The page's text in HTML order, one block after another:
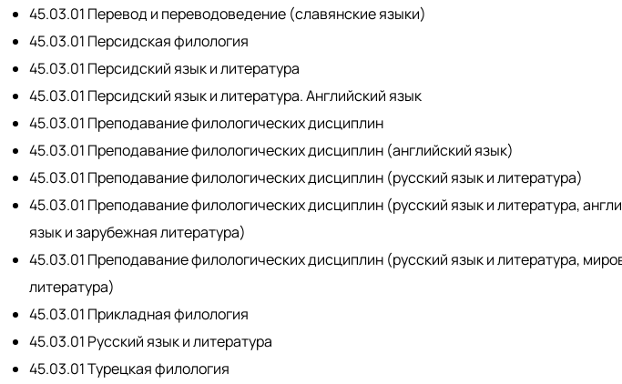
45.03.01 Перевод и переводоведение (славянские языки)
45.03.01 Персидская филология
45.03.01 Персидский язык и литература
45.03.01 Персидский язык и литература. Английский язык
45.03.01 Преподавание филологических дисциплин
45.03.01 Преподавание филологических дисциплин (английский язык)
45.03.01 Преподавание филологических дисциплин (русский язык и литература)
45.03.01 Преподавание филологических дисциплин (русский язык и литература,
язык и зарубежная литература)
45.03.01 Преподавание филологических дисциплин (русский язык и литература,
литература)
45.03.01 Прикладная филология
45.03.01 Русский язык и литература
45.03.01 Турецкая филология